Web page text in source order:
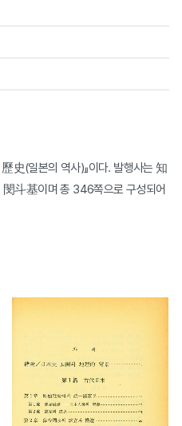
史(일본의 역사)』이다. 발행사는 知
斗基이며 총 346쪽으로 구성되어